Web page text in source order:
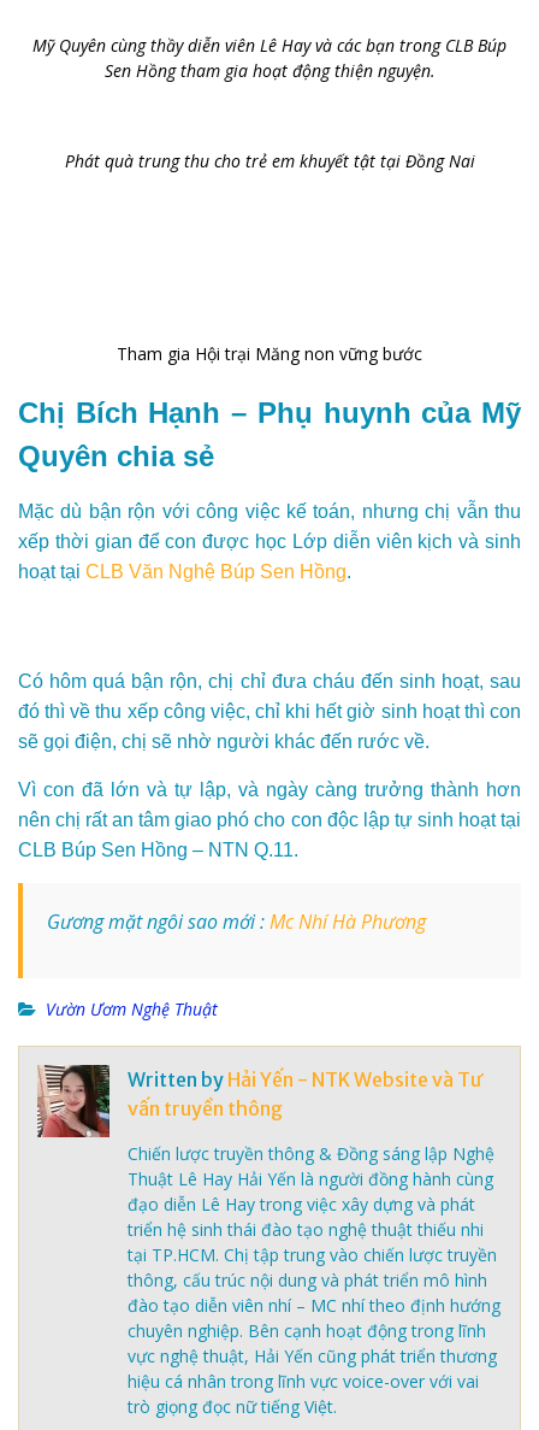
Mỹ Quyên cùng thầy diễn viên Lê Hay và các bạn trong CLB Búp
Sen Hồng tham gia hoạt động thiện nguyện.
Phát quà trung thu cho trẻ em khuyết tật tại Đồng Nai
Tham gia Hội trại Măng non vững bước
Chị Bích Hạnh – Phụ huynh của Mỹ
Quyên chia sẻ
Mặc dù bận rộn với công việc kế toán, nhưng chị vẫn thu
xếp thời gian để con được học Lớp diễn viên kịch và sinh
hoạt tại CLB Văn Nghệ Búp Sen Hồng.
Có hôm quá bận rộn, chị chỉ đưa cháu đến sinh hoạt, sau
đó thì về thu xếp công việc, chỉ khi hết giờ sinh hoạt thì con
sẽ gọi điện, chị sẽ nhờ người khác đến rước về.
Vì con đã lớn và tự lập, và ngày càng trưởng thành hơn
nên chị rất an tâm giao phó cho con độc lập tự sinh hoạt tại
CLB Búp Sen Hồng – NTN Q.11.
Gương mặt ngôi sao mới :Mc Nhí Hà Phương
Vườn Ươm Nghệ Thuật
Written by Hải Yến - NTK Website và Tư
vấn truyền thông
Chiến lược truyền thông & Đồng sáng lập Nghệ
Thuật Lê Hay Hải Yến là người đồng hành cùng
đạo diễn Lê Hay trong việc xây dựng và phát
triển hệ sinh thái đào tạo nghệ thuật thiếu nhi
tại TP.HCM. Chị tập trung vào chiến lược truyền
thông, cấu trúc nội dung và phát triển mô hình
đào tạo diễn viên nhí – MC nhí theo định hướng
chuyên nghiệp. Bên cạnh hoạt động trong lĩnh
vực nghệ thuật, Hải Yến cũng phát triển thương
hiệu cá nhân trong lĩnh vực voice-over với vai
trò giọng đọc nữ tiếng Việt.